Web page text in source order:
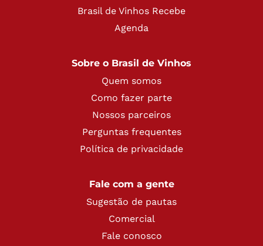
Brasil de Vinhos Recebe
Agenda
Sobre o Brasil de Vinhos
Quem somos
Como fazer parte
Nossos parceiros
Perguntas frequentes
Política de privacidade
Fale com a gente
Sugestão de pautas
Comercial
Fale conosco